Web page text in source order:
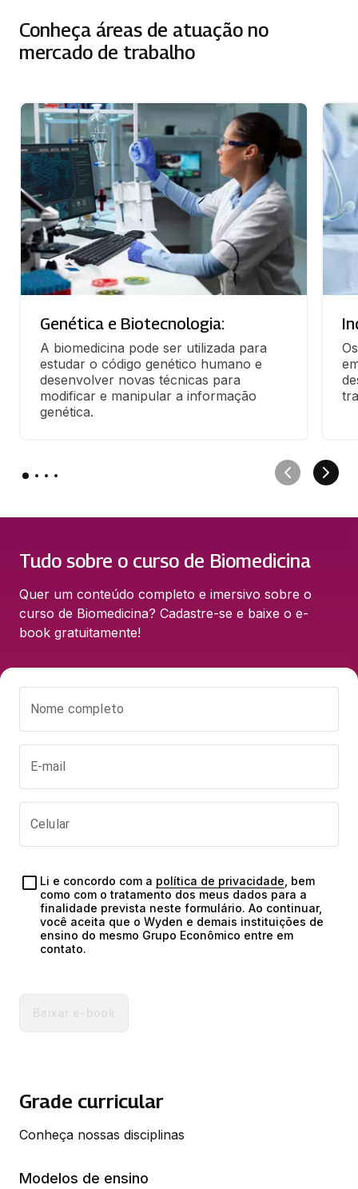
Conheça áreas de atuação no
mercado de trabalho
Genética e Biotecnologia:
A biomedicina pode ser utilizada para
estudar o código genético humano e
desenvolver novas técnicas para
modificar e manipular a informação
genética.
Tudo sobre o curso de Biomedicina
Quer um conteúdo completo e imersivo sobre o
curso de Biomedicina? Cadastre-se e baixe o e-
book gratuitamente!
Nome completo
E-mail
Celular
Li e concordo com a política de privacidade , bem
como com o tratamento dos meus dados para a
finalidade prevista neste formulário. Ao continuar,
você aceita que o Wyden e demais instituições de
ensino do mesmo Grupo Econômico entre em
contato.
Grade curricular
Conheça nossas disciplinas
Modelos de ensino